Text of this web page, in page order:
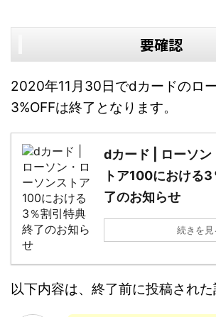
要確認
2020年11月30日でdカードのロ
3%OFFは終了となります。
dカード | ローソン
トア100における
了のお知らせ
続きを見
以下内容は、終了前に投稿された